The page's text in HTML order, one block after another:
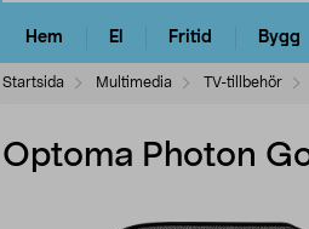
Hem El Fritid Bygg
Startsida Multimedia TV-tillbehör
Optoma Photon